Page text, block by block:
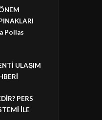
Polias
ULAŞIM
PERS
İLE